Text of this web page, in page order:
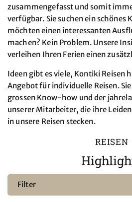
zusammengefasst und somit
verfügbar. Sie suchen ein schönes
möchten einen interessanten
machen? Kein Problem. Unsere
verleihen Ihren Ferien einen
Ideen gibt es viele, Kontiki Reisen
Angebot für individuelle Reisen.
grossen Know-how und der
unserer Mitarbeiter, die ihre
in unsere Reisen stecken.
REISEN
Filter